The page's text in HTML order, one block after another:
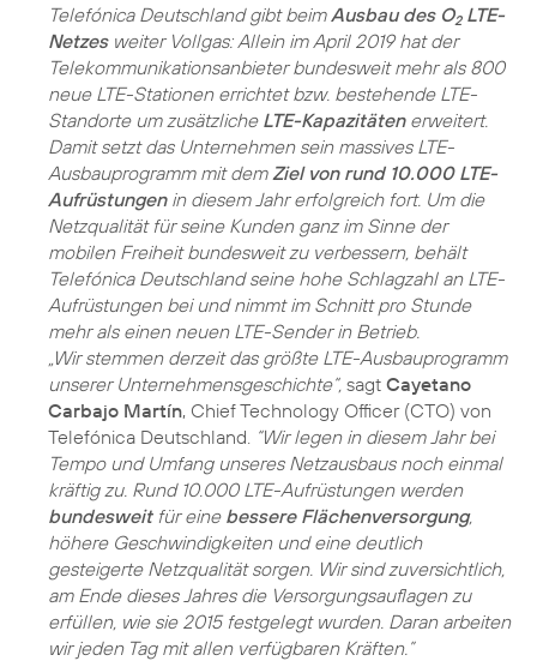
Telefónica Deutschland gibt beimAusbau des O2LTE-
Netzesweiter Vollgas: Allein im April 2019 hat der
Telekommunikationsanbieter bundesweit mehr als 800
neue LTE-Stationen errichtet bzw. bestehende LTE-
Standorte um zusätzliche LTE-Kapazitätenerweitert.
Damit setzt das Unternehmen sein massives LTE-
Ausbauprogramm mit dem Ziel von rund 10.000 LTE-
Aufrüstungenin diesem Jahr erfolgreich fort. Um die
Netzqualität für seine Kunden ganz im Sinne der
mobilen Freiheit bundesweit zu verbessern, behält
Telefónica Deutschland seine hohe Schlagzahl an LTE-
Aufrüstungen bei und nimmt im Schnitt pro Stunde
mehr als einen neuen LTE-Sender in Betrieb.
„Wir stemmen derzeit das größte LTE-Ausbauprogramm
unserer Unternehmensgeschichte“, sagt Cayetano
Carbajo Martín, Chief Technology Officer (CTO) von
Telefónica Deutschland. “Wir legen in diesem Jahr bei
Tempo und Umfang unseres Netzausbaus noch einmal
kräftig zu. Rund 10.000 LTE-Aufrüstungen werden
bundesweitfür eine bessere Flächenversorgung,
höhere Geschwindigkeiten und eine deutlich
gesteigerte Netzqualität sorgen. Wir sind zuversichtlich,
am Ende dieses Jahres die Versorgungsauflagen zu
erfüllen, wie sie 2015 festgelegt wurden. Daran arbeiten
wir jeden Tag mit allen verfügbaren Kräften.”